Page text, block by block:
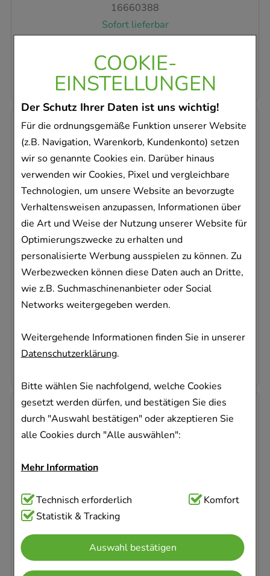
COOKIE-
EINSTELLUNGEN
Der Schutz Ihrer Daten ist uns wichtig!
Für die ordnungsgemäße Funktion unserer Website
(z.B. Navigation, Warenkorb, Kundenkonto) setzen
wir so genannte Cookies ein. Darüber hinaus
verwenden wir Cookies, Pixel und vergleichbare
Technologien, um unsere Website an bevorzugte
Verhaltensweisen anzupassen, Informationen über
die Art und Weise der Nutzung unserer Website für
Optimierungszwecke zu erhalten und
personalisierte Werbung ausspielen zu können. Zu
Werbezwecken können diese Daten auch an Dritte,
wie z.B. Suchmaschinenanbieter oder Social
Networks weitergegeben werden.
Weitergehende Informationen finden Sie in unserer
Datenschutzerklärung.
Bitte wählen Sie nachfolgend, welche Cookies
gesetzt werden dürfen, und bestätigen Sie dies
durch "Auswahl bestätigen" oder akzeptieren Sie
alle Cookies durch "Alle auswählen":
Mehr Information
Technisch Notwendig:Hierbei handelt es sich um
Cookies, die für die Grundfunktionen unserer
Website notwendig sind (z.B. Navigation,
Warenkorb, Kundenkonto), weshalb auf diese nicht
verzichtet werden kann.
Technisch erforderlich
Komfort
Statistik & Tracking
Auswahl bestätigen
16660388
Sofort lieferbar
23,01 €¹
CETAPHIL Optimal Hydration 48h Activation
Serum
Galderma Laboratorium GmbH
30ml
Creme
17259185
Sofort lieferbar
22,09 €¹
AVP:23,95 €²
736,33 €pro 1 l
-8%
CETAPHIL Sun Daylong SPF 30 sensitive Gel-
Galderma Laboratorium GmbH
150ml
Spray
-7,5%